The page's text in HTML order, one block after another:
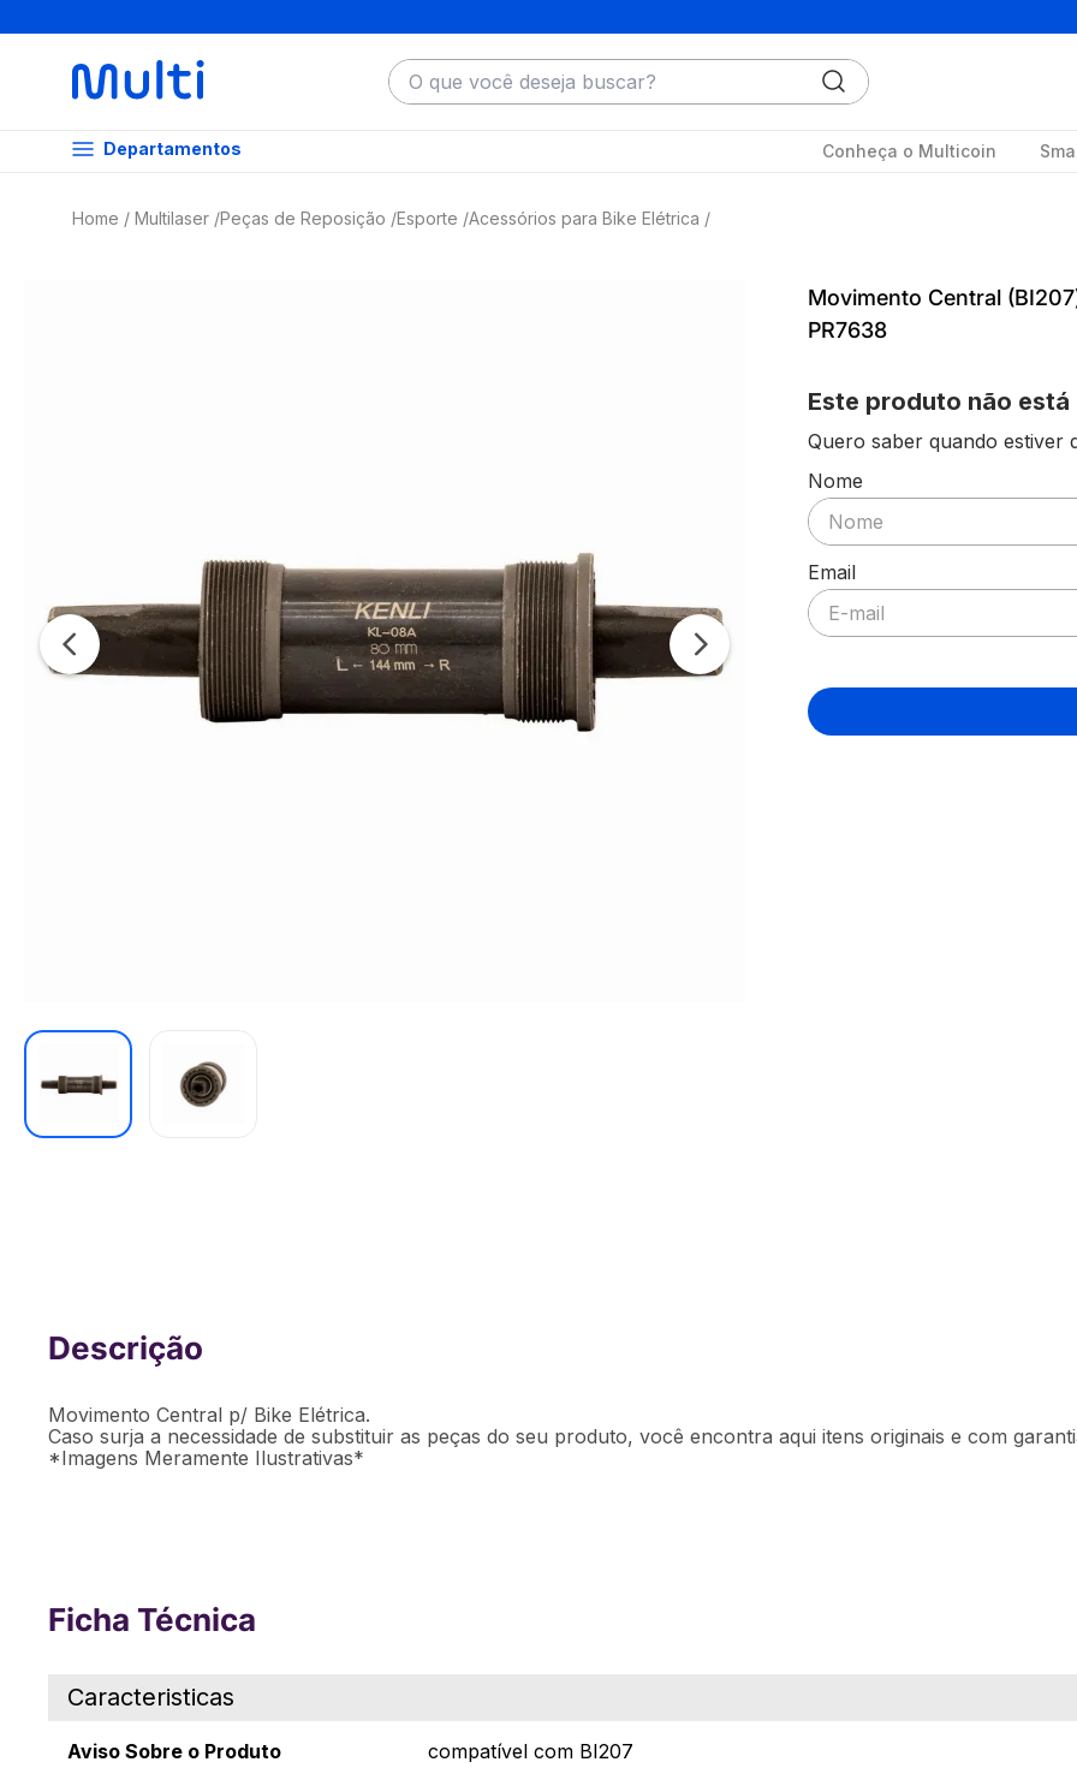
O que você deseja buscar?
Departamentos Conheça o Multicoin
Multilaser Peças de Reposição Esporte Acessórios para Bike Elétrica
Movimento Central
PR7638
Este produto não
Quero saber quando estiver
Movimento Central (BI207) p/ Bike Elétrica - PR7638
Descrição Ficha técnica
Movimento Central p/ Bike Elétrica.
Caso surja a necessidade de substituir as peças do seu produto, você encontra aqui itens originais e com
*Imagens Meramente Ilustrativas*
Ficha Técnica
Caracteristicas
Aviso Sobre o Produto compatível com BI207